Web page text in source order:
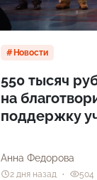
Новости
550 тысяч
на
поддержку
Анна Федорова
2 дня назад 504